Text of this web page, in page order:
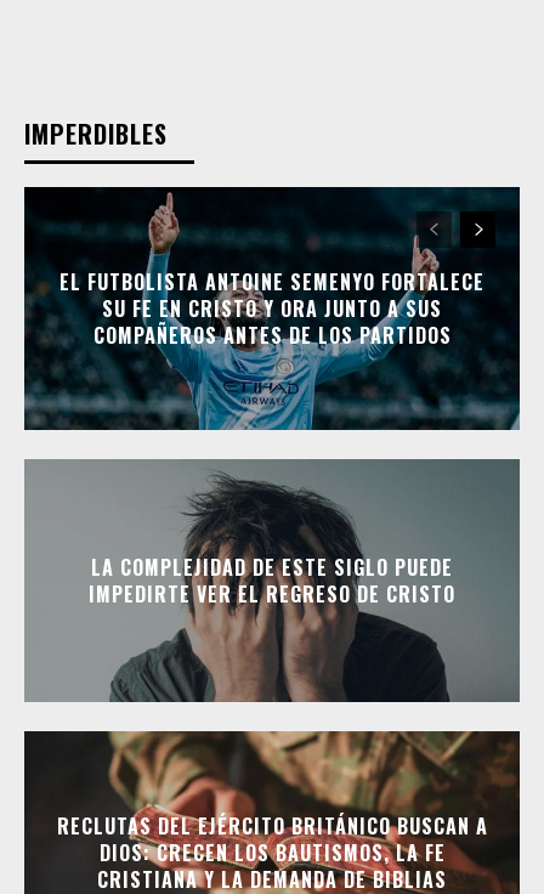
IMPERDIBLES
EL FUTBOLISTA ANTOINE SEMENYO FORTALECE
SU FE EN CRISTO Y ORA JUNTO A SUS
COMPAÑEROS ANTES DE LOS PARTIDOS
LA COMPLEJIDAD DE ESTE SIGLO PUEDE
IMPEDIRTE VER EL REGRESO DE CRISTO
RECLUTAS DEL EJÉRCITO BRITÁNICO BUSCAN A
DIOS: CRECEN LOS BAUTISMOS, LA FE
CRISTIANA Y LA DEMANDA DE BIBLIAS